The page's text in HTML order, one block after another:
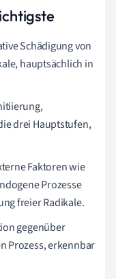
Schädigung von
hauptsächlich in
drei Hauptstufen,
Faktoren wie
Prozesse
freier Radikale.
gegenüber
Prozess, erkennbar